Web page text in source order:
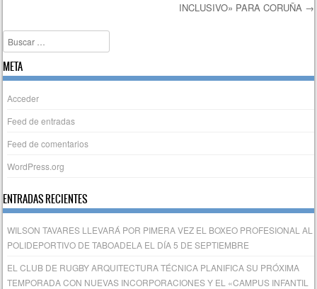
INCLUSIVO» PARA CORUÑA →
Buscar
META
Acceder
Feed de entradas
Feed de comentarios
WordPress.org
ENTRADAS RECIENTES
WILSON TAVARES LLEVARÁ POR PIMERA VEZ EL BOXEO PROFESIONAL AL
POLIDEPORTIVO DE TABOADELA EL DÍA 5 DE SEPTIEMBRE
EL CLUB DE RUGBY ARQUITECTURA TÉCNICA PLANIFICA SU PRÓXIMA
TEMPORADA CON NUEVAS INCORPORACIONES Y EL «CAMPUS INFANTIL